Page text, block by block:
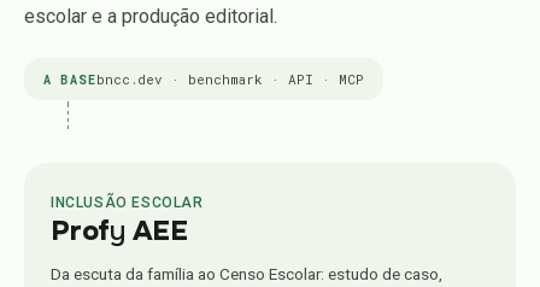
escolar e a produção editorial.
A BASEbncc.dev · benchmark · API · MCP
INCLUSÃO ESCOLAR
Profy AEE
Da escuta da família ao Censo Escolar: estudo de caso,